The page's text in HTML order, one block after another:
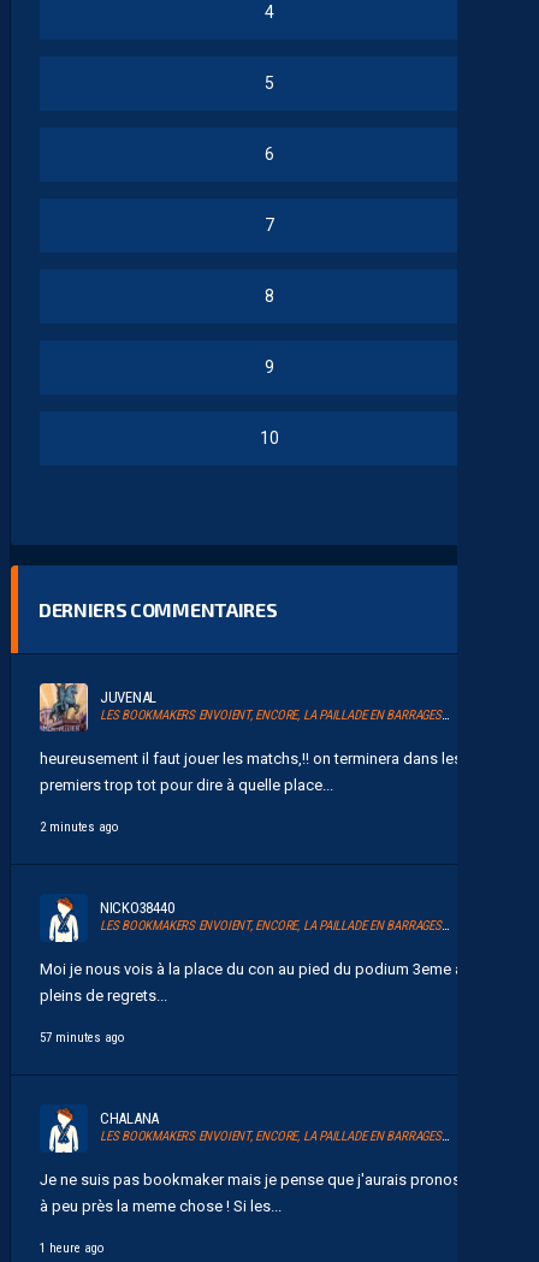
4
5
6
7
8
9
10
DERNIERS COMMENTAIRES
JUVENAL
LES BOOKMAKERS ENVOIENT, ENCORE, LA PAILLADE EN BARRAGES D’ACCESSION À LA LIGUE 1
heureusement il faut jouer les matchs,!! on terminera dans les 10
premiers trop tot pour dire à quelle place...
2 minutes ago
NICKO38440
LES BOOKMAKERS ENVOIENT, ENCORE, LA PAILLADE EN BARRAGES D’ACCESSION À LA LIGUE 1
Moi je nous vois à la place du con au pied du podium 3eme avec
pleins de regrets...
57 minutes ago
CHALANA
LES BOOKMAKERS ENVOIENT, ENCORE, LA PAILLADE EN BARRAGES D’ACCESSION À LA LIGUE 1
Je ne suis pas bookmaker mais je pense que j'aurais pronostiqué
à peu près la meme chose ! Si les...
1 heure ago